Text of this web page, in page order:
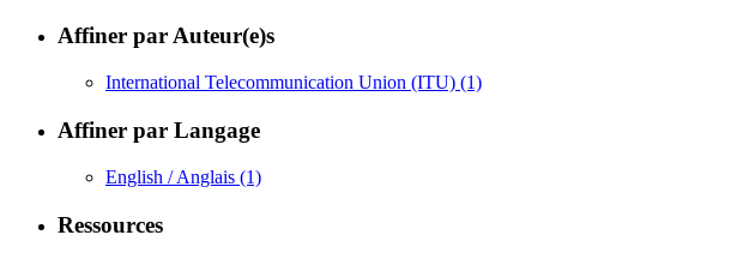
Affiner par Auteur(e)s
International Telecommunication Union (ITU) (1)
Affiner par Langage
English / Anglais (1)
Ressources